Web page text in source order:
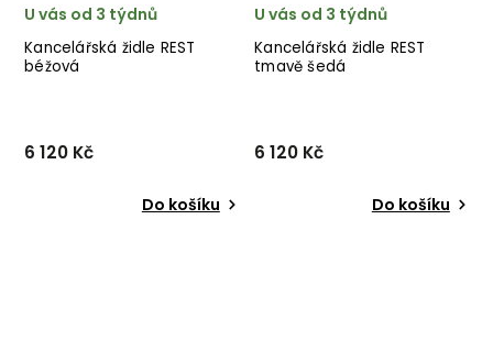
Kancelářská židle REST
béžová
U vás od 3 týdnů
6 120 Kč
Do košíku
Kancelářská židle REST
tmavě šedá
U vás od 3 týdnů
6 120 Kč
Do košíku